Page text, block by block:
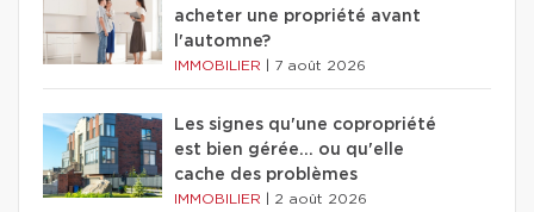
acheter une propriété avant
l'automne?
IMMOBILIER 7 août 2026
Les signes qu'une copropriété
est bien gérée… ou qu'elle
cache des problèmes
IMMOBILIER 2 août 2026